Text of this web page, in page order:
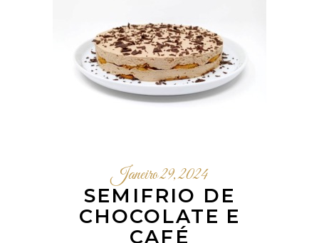
Janeiro 29, 2024
SEMIFRIO DE
CHOCOLATE E
CAFÉ